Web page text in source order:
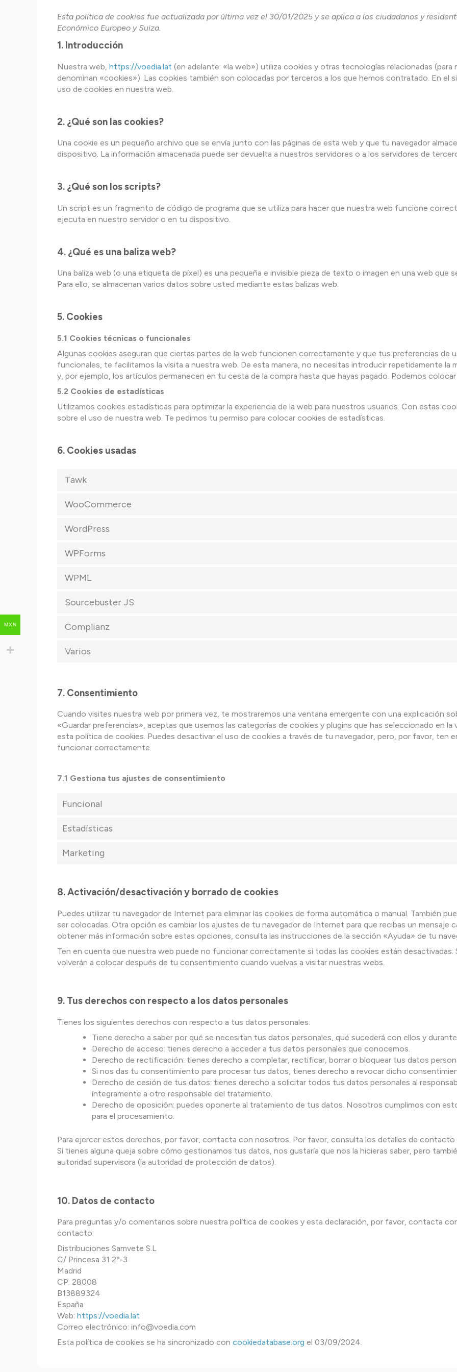
Esta política de cookies fue actualizada por última vez el 30/01/2025 y se aplica a los ciudadanos y
Económico Europeo y Suiza.
1. Introducción
Nuestra web, https://voedia.lat (en adelante: «la web») utiliza cookies y otras tecnologías relacionadas
denominan «cookies»). Las cookies también son colocadas por terceros a los que hemos contratado. En el
uso de cookies en nuestra web.
2. ¿Qué son las cookies?
Una cookie es un pequeño archivo que se envía junto con las páginas de esta web y que tu navegador
dispositivo. La información almacenada puede ser devuelta a nuestros servidores o a los servidores de
3. ¿Qué son los scripts?
Un script es un fragmento de código de programa que se utiliza para hacer que nuestra web funcione
ejecuta en nuestro servidor o en tu dispositivo.
4. ¿Qué es una baliza web?
Una baliza web (o una etiqueta de píxel) es una pequeña e invisible pieza de texto o imagen en una web que
Para ello, se almacenan varios datos sobre usted mediante estas balizas web.
5. Cookies
5.1 Cookies técnicas o funcionales
Algunas cookies aseguran que ciertas partes de la web funcionen correctamente y que tus preferencias de
funcionales, te facilitamos la visita a nuestra web. De esta manera, no necesitas introducir repetidamente la
y, por ejemplo, los artículos permanecen en tu cesta de la compra hasta que hayas pagado. Podemos
5.2 Cookies de estadísticas
Utilizamos cookies estadísticas para optimizar la experiencia de la web para nuestros usuarios. Con estas
sobre el uso de nuestra web. Te pedimos tu permiso para colocar cookies de estadísticas.
6. Cookies usadas
Tawk
WooCommerce
WordPress
WPForms
WPML
Sourcebuster JS
Complianz
Varios
7. Consentimiento
Cuando visites nuestra web por primera vez, te mostraremos una ventana emergente con una explicación
«Guardar preferencias», aceptas que usemos las categorías de cookies y plugins que has seleccionado en
esta política de cookies. Puedes desactivar el uso de cookies a través de tu navegador, pero, por favor, ten
funcionar correctamente.
7.1 Gestiona tus ajustes de consentimiento
Funcional
Estadísticas
Marketing
8. Activación/desactivación y borrado de cookies
Puedes utilizar tu navegador de Internet para eliminar las cookies de forma automática o manual. También
ser colocadas. Otra opción es cambiar los ajustes de tu navegador de Internet para que recibas un mensaje
obtener más información sobre estas opciones, consulta las instrucciones de la sección «Ayuda» de tu
Ten en cuenta que nuestra web puede no funcionar correctamente si todas las cookies están desactivadas.
volverán a colocar después de tu consentimiento cuando vuelvas a visitar nuestras webs.
9. Tus derechos con respecto a los datos personales
Tienes los siguientes derechos con respecto a tus datos personales:
Tiene derecho a saber por qué se necesitan tus datos personales, qué sucederá con ellos y
Derecho de acceso: tienes derecho a acceder a tus datos personales que conocemos.
Derecho de rectificación: tienes derecho a completar, rectificar, borrar o bloquear tus datos
Si nos das tu consentimiento para procesar tus datos, tienes derecho a revocar dicho
Derecho de cesión de tus datos: tienes derecho a solicitar todos tus datos personales al
íntegramente a otro responsable del tratamiento.
Derecho de oposición: puedes oponerte al tratamiento de tus datos. Nosotros cumplimos con
para el procesamiento.
Para ejercer estos derechos, por favor, contacta con nosotros. Por favor, consulta los detalles de
Si tienes alguna queja sobre cómo gestionamos tus datos, nos gustaría que nos la hicieras saber, pero
autoridad supervisora (la autoridad de protección de datos).
10. Datos de contacto
Para preguntas y/o comentarios sobre nuestra política de cookies y esta declaración, por favor, contacta
contacto:
Distribuciones Samvete S.L
C/ Princesa 31 2º-3
Madrid
CP: 28008
B13889324
España
Web: https://voedia.lat
Correo electrónico: info@voedia.com
Esta política de cookies se ha sincronizado con cookiedatabase.org el 03/09/2024.
MXN